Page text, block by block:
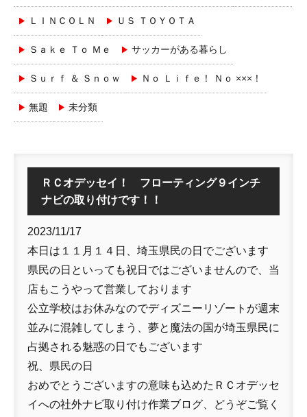
ＬＩＮＣＯＬＮ ＵＳ ＴＯＹＯＴＡ
Ｓａｋｅ Ｔｏ Ｍｅ サッカーがある暮らし
Ｓｕｒｆ ＆ Ｓｎｏｗ Ｎｏ Ｌｉｆｅ！ Ｎｏ ×××！
無題 未分類
ＲＣオデッセイ！ フローティング９インチ
ナビの取り付けです！！
2023/11/17
本日は１１月１４日、埼玉県民の日でございます
県民の日といっても祝日ではございませんので、当
店もこうやって営業しております
公立学校はお休みなのでディズニーリゾートが週末
並みに混雑してしまう、夢と魔法の国が埼玉県民に
占拠される魅惑の日でもございます
祝、県民の日
おめでとうございますの意味も込めたＲＣオデッセ
イへの社外ナビ取り付け作業ブログ、どうぞご覧く